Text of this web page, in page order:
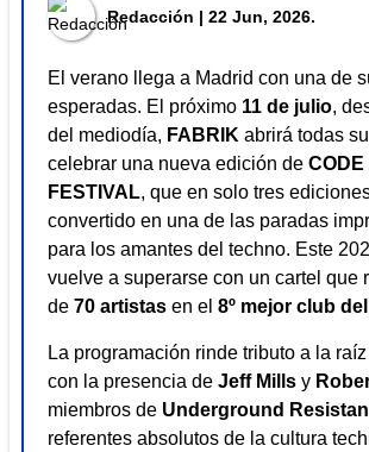
Redacción | 22 Jun, 2026.
El verano llega a Madrid con una de
esperadas. El próximo 11 de julio,
del mediodía, FABRIK abrirá todas
celebrar una nueva edición de CODE
FESTIVAL, que en solo tres
convertido en una de las paradas
para los amantes del techno. Este
vuelve a superarse con un cartel que
de 70 artistas en el 8º mejor club
La programación rinde tributo a la
con la presencia de Jeff Mills y
miembros de Underground
referentes absolutos de la cultura